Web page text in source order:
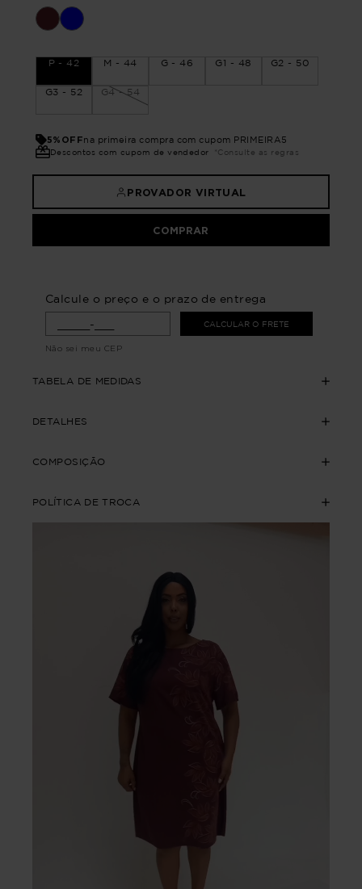
P - 42 M - 44 G - 46 G1 - 48 G2 - 50
G3 - 52 G4 - 54
5%OFFna primeira compra com cupom PRIMEIRA5
Descontos com cupom de vendedor *Consulte as regras
PROVADOR VIRTUAL
COMPRAR
Calcule o preço e o prazo de entrega
CALCULAR O FRETE
Não sei meu CEP
TABELA DE MEDIDAS
DETALHES
COMPOSIÇÃO
POLÍTICA DE TROCA